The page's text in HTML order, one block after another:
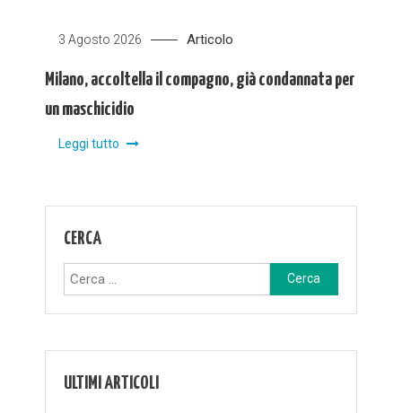
3 Agosto 2026 Articolo
Milano, accoltella il compagno, già condannata per
un maschicidio
Leggi tutto
CERCA
Ricerca
per:
ULTIMI ARTICOLI